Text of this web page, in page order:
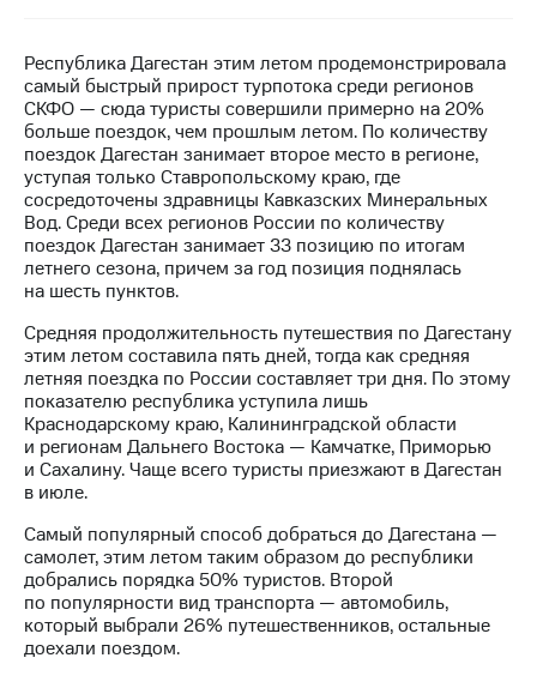
Контакты
Пригласить
спикера
и акционерам
Корпоративное
управление
Корпоративный
секретарь
информации
Информация
акционерам
Документы
ПАО
"МТС"
Собрания
кабинет
акционера
Акционерный
капитал
Контроль
и
Республика Дагестан этим летом продемонстрировала
самый быстрый прирост турпотока среди регионов
СКФО — сюда туристы совершили примерно на 20%
больше поездок, чем прошлым летом. По количеству
поездок Дагестан занимает второе место в регионе,
уступая только Ставропольскому краю, где
сосредоточены здравницы Кавказских Минеральных
Вод. Среди всех регионов России по количеству
поездок Дагестан занимает 33 позицию по итогам
летнего сезона, причем за год позиция поднялась
на шесть пунктов.
Средняя продолжительность путешествия по Дагестану
этим летом составила пять дней, тогда как средняя
летняя поездка по России составляет три дня. По этому
показателю республика уступила лишь
Краснодарскому краю, Калининградской области
и регионам Дальнего Востока — Камчатке, Приморью
и Сахалину. Чаще всего туристы приезжают в Дагестан
в июле.
Самый популярный способ добраться до Дагестана —
самолет, этим летом таким образом до республики
добрались порядка 50% туристов. Второй
по популярности вид транспорта — автомобиль,
который выбрали 26% путешественников, остальные
доехали поездом.